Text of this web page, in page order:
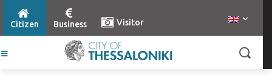
Citizen Business Visitor